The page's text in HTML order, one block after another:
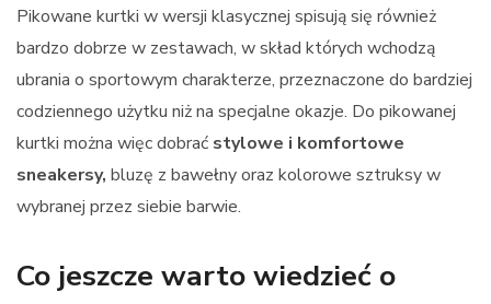
Pikowane kurtki w wersji klasycznej spisują się również
bardzo dobrze w zestawach, w skład których wchodzą
ubrania o sportowym charakterze, przeznaczone do bardziej
codziennego użytku niż na specjalne okazje. Do pikowanej
kurtki można więc dobrać stylowe i komfortowe
sneakersy, bluzę z bawełny oraz kolorowe sztruksy w
wybranej przez siebie barwie.
Co jeszcze warto wiedzieć o